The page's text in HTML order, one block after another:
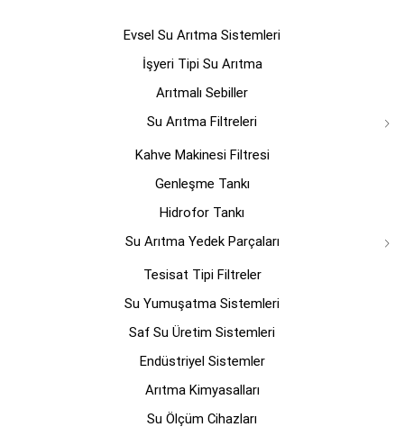
ürün
sayfasından
seçilebilir
Evsel Su Arıtma Sistemleri
İşyeri Tipi Su Arıtma
Arıtmalı Sebiller
Su Arıtma Filtreleri
Kahve Makinesi Filtresi
Genleşme Tankı
Hidrofor Tankı
Su Arıtma Yedek Parçaları
Tesisat Tipi Filtreler
Su Yumuşatma Sistemleri
Saf Su Üretim Sistemleri
Endüstriyel Sistemler
Arıtma Kimyasalları
Su Ölçüm Cihazları